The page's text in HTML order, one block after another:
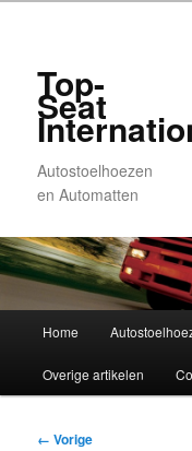
Top-
Seat
Autostoelhoezen
en Automatten
Spring
naar
Spring
naar
Home
Overige artikelen
Afbeeldingsnavigatie
← Vorige